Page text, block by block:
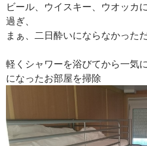
ビール、ウイスキー、ウオッカ
過ぎ、
まぁ、二日酔いにならなかった
軽くシャワーを浴びてから一気
になったお部屋を掃除